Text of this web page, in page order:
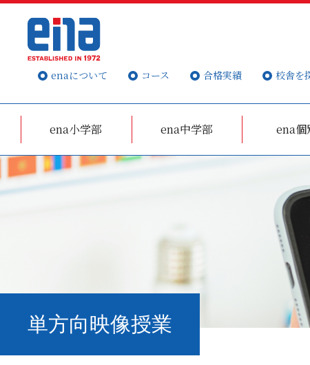
enaについて コース 合格実績 校舎を
ena小学部 ena中学部 ena個
単方向映像授業